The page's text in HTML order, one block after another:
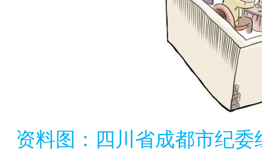
资料图：四川省成都市纪